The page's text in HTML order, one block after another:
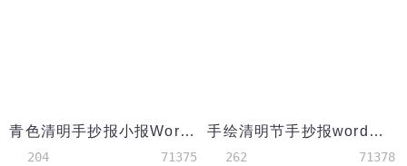
青色清明手抄报小报Word模板
204 71375
手绘清明节手抄报word模板
262 71378